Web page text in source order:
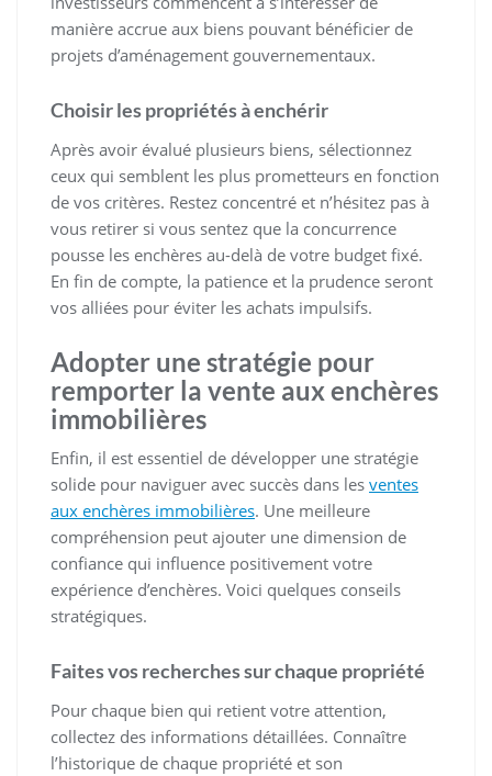
manière accrue aux biens pouvant bénéficier de
projets d’aménagement gouvernementaux.
Choisir les propriétés à enchérir
Après avoir évalué plusieurs biens, sélectionnez
ceux qui semblent les plus prometteurs en fonction
de vos critères. Restez concentré et n’hésitez pas à
vous retirer si vous sentez que la concurrence
pousse les enchères au-delà de votre budget fixé.
En fin de compte, la patience et la prudence seront
vos alliées pour éviter les achats impulsifs.
Adopter une stratégie pour
remporter la vente aux enchères
immobilières
Enfin, il est essentiel de développer une stratégie
solide pour naviguer avec succès dans les ventes
aux enchères immobilières. Une meilleure
compréhension peut ajouter une dimension de
confiance qui influence positivement votre
expérience d’enchères. Voici quelques conseils
stratégiques.
Faites vos recherches sur chaque propriété
Pour chaque bien qui retient votre attention,
collectez des informations détaillées. Connaître
l’historique de chaque propriété et son